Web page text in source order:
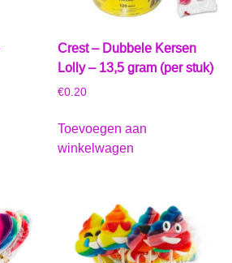
Crest – Dubbele Kersen
Lolly – 13,5 gram (per stuk)
€0.20
Toevoegen aan
winkelwagen